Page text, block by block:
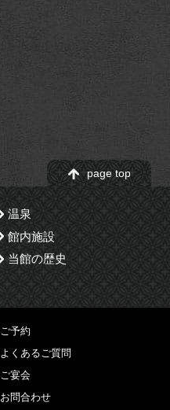
page top
温泉
館内施設
当館の歴史
ご予約
よくあるご質問
ご宴会
お問合わせ